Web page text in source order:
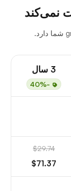
نمی‌کند
3 سال
-40%
$29.74
$71.37